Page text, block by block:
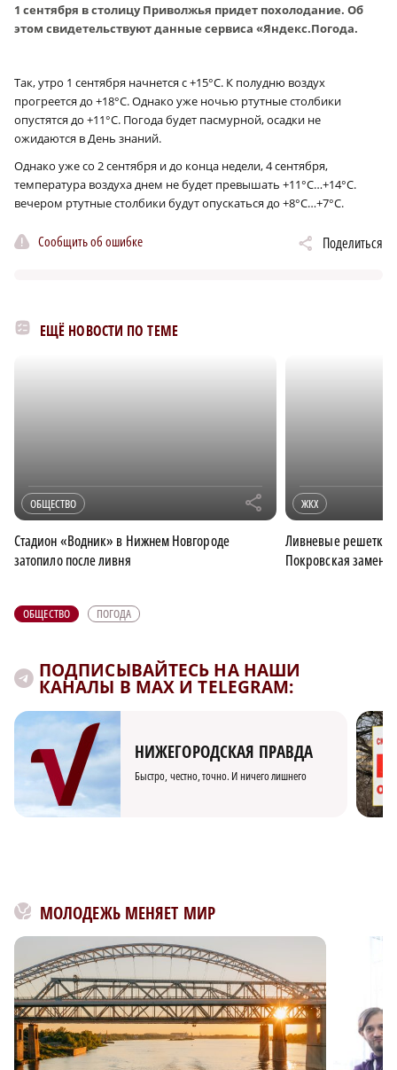
1 сентября в столицу Приволжья придет похолодание. Об
этом свидетельствуют данные сервиса «Яндекс.Погода.
Так, утро 1 сентября начнется с +15°C. К полудню воздух
прогреется до +18°C. Однако уже ночью ртутные столбики
опустятся до +11°C. Погода будет пасмурной, осадки не
ожидаются в День знаний.
Однако уже со 2 сентября и до конца недели, 4 сентября,
температура воздуха днем не будет превышать +11°C…+14°C.
вечером ртутные столбики будут опускаться до +8°C…+7°C.
Сообщить об ошибке Поделиться
ЕЩЁ НОВОСТИ ПО ТЕМЕ
ОБЩЕСТВО r
Стадион «Водник» в Нижнем Новгороде
затопило после ливня
ЖКХ
Ливневые решетки
Покровская
ОБЩЕСТВО ПОГОДА
ПОДПИСЫВАЙТЕСЬ НА НАШИ
КАНАЛЫ В MAX И TELEGRAM:
НИЖЕГОРОДСКАЯ ПРАВДА
Быстро, честно, точно. И ничего лишнего
МОЛОДЕЖЬ МЕНЯЕТ МИР